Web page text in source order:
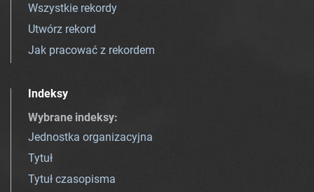
Wszystkie rekordy
Utwórz rekord
Jak pracować z rekordem
Indeksy
Wybrane indeksy:
Jednostka organizacyjna
Tytuł
Tytuł czasopisma